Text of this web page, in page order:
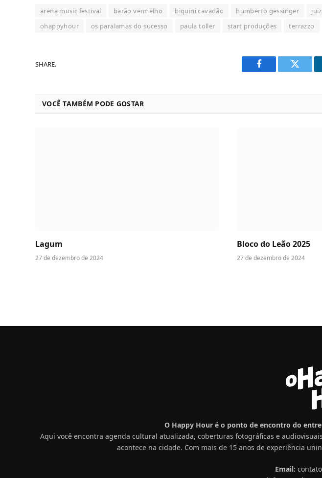
arena music festival barão vermelho biquini cavadão humberto gessinger
ohappyhour
os paralamas do sucesso paula toller start produções terrazzo
SHARE.
Facebook Twitter
VOCÊ TAMBÉM PODE GOSTAR
Lagum
27 de dezembro de 2024
Bloco do Leão 2025
27 de dezembro de 2024
O Happy Hour é o ponto de encontro do
Aqui você encontra agenda cultural atualizada, coberturas fotográficas e
acontece na cidade. Com mais de 15 anos de experiência
Email: